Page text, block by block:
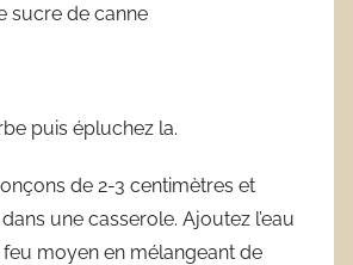
sucre de canne
puis épluchez la.
de 2-3 centimètres et
une casserole. Ajoutez l’eau
moyen en mélangeant de